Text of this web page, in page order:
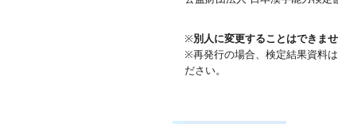
※別人に変更することはできませ
※再発行の場合、検定結果資料
ださい。